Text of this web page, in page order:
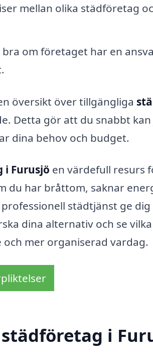
mellan olika städföretag
bra om företaget har en
översikt över tillgängliga
Detta gör att du snabbt
dina behov och budget.
i Furusjö en värdefull resurs
du har bråttom, saknar
städtjänst ge
dina alternativ och se
mer organiserad vardag.
i